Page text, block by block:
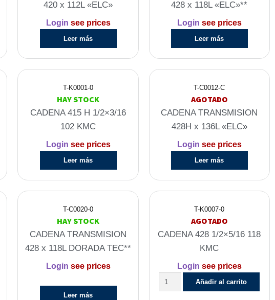
420 x 112L «ELC»
Login see prices
Leer más
428 x 118L «ELC»**
Login see prices
Leer más
T-K0001-0
HAY STOCK
CADENA 415 H 1/2×3/16
102 KMC
Login see prices
Leer más
T-C0012-C
AGOTADO
CADENA TRANSMISION
428H x 136L «ELC»
Login see prices
Leer más
T-C0020-0
HAY STOCK
CADENA TRANSMISION
428 x 118L DORADA TEC**
Login see prices
Leer más
T-K0007-0
AGOTADO
CADENA 428 1/2×5/16 118
KMC
Login see prices
Añadir al carrito